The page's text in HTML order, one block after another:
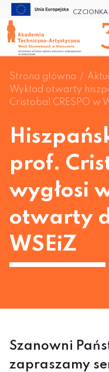
CZCIONKA:
Strona główna
Wykład otwarty
Cristobal CRESPO w
prof.
wygłosi
otwarty
WSEiZ
Szanowni
zapraszamy